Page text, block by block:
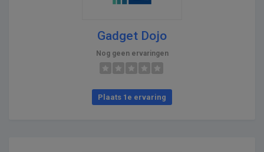
Gadget Dojo
Nog geen ervaringen
Plaats 1e ervaring